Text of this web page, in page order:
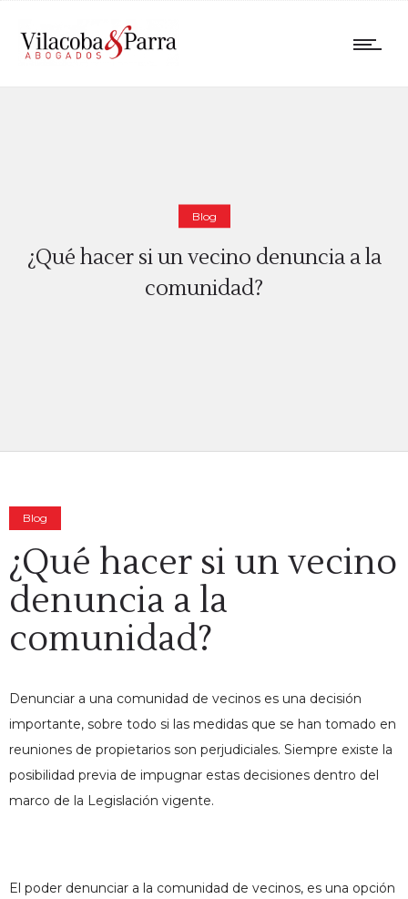
Blog
¿Qué hacer si un vecino denuncia a la
comunidad?
Blog
¿Qué hacer si un vecino
denuncia a la
comunidad?
Denunciar a una comunidad de vecinos es una decisión
importante, sobre todo si las medidas que se han tomado en
reuniones de propietarios son perjudiciales. Siempre existe la
posibilidad previa de impugnar estas decisiones dentro del
marco de la Legislación vigente.
El poder denunciar a la comunidad de vecinos, es una opción